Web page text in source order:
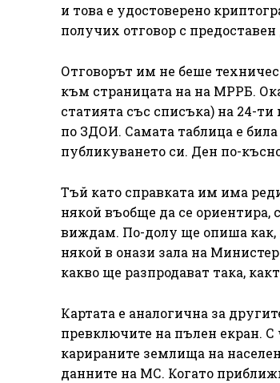
и това е удостоверено
получих отговор с
Отговорът им не беше
към страницата на на МРРБ.
статията със списъка) на 24-
по ЗДОИ. Самата таблица е
публикуването си. Ден по-
Тъй като справката им има
някой въобще да се ориентира,
виждам. По-долу ще опиша как,
някой в онази зала на
какво ще разпродават така,
Картата е аналогична за
превключите на пълен екран. С
карираните землища на
данните на МС. Когато